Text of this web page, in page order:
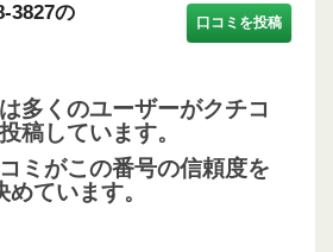
3827の
口コミを投稿
多くのユーザーがクチコ
稿しています。
ミがこの番号の信頼度を
めています。